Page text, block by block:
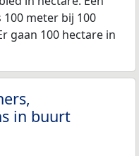
meter bij 100
gaan 100 hectare in
in buurt